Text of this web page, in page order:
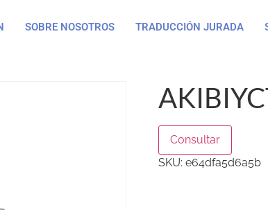
SOBRE NOSOTROS TRADUCCIÓN JURADA
Consultar
SKU: e64dfa5d6a5b